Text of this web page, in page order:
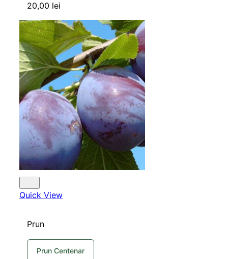
20,00 lei
Quick View
Prun
Prun Centenar